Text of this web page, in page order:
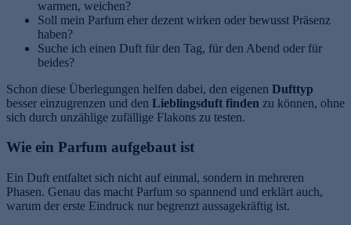
warmen, weichen?
Soll mein Parfum eher dezent wirken oder bewusst Präsenz
haben?
Suche ich einen Duft für den Tag, für den Abend oder für
beides?
Schon diese Überlegungen helfen dabei, den eigenen Dufttyp
besser einzugrenzen und den Lieblingsduft finden zu können, ohne
sich durch unzählige zufällige Flakons zu testen.
Wie ein Parfum aufgebaut ist
Ein Duft entfaltet sich nicht auf einmal, sondern in mehreren
Phasen. Genau das macht Parfum so spannend und erklärt auch,
warum der erste Eindruck nur begrenzt aussagekräftig ist.